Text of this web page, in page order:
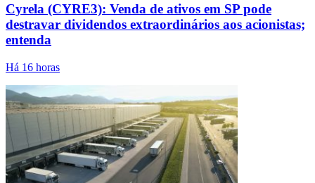
Cyrela (CYRE3): Venda de ativos em SP pode
destravar dividendos extraordinários aos acionistas;
entenda
Há 16 horas